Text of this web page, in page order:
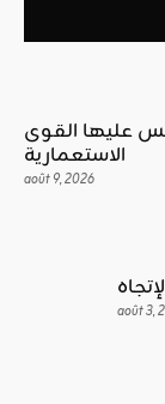
عليها القوى
الاستعمارية
août 9, 2026
août 3,